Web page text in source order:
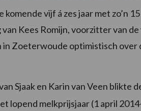
komende vijf á zes jaar met zo’n
Kees Romijn, voorzitter van
Zoeterwoude optimistisch over
Sjaak en Karin van Veen blikte
lopend melkprijsjaar (1 april